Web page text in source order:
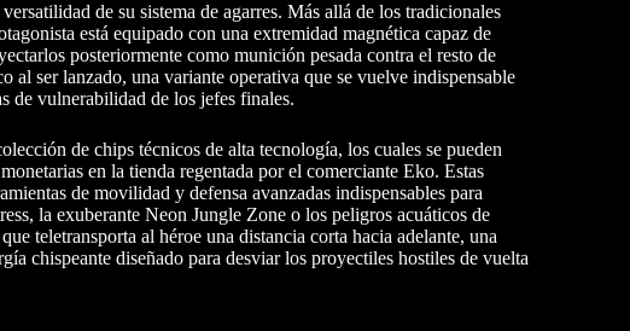
de su sistema de agarres. Más allá de los tradicionales
está equipado con una extremidad magnética capaz de
posteriormente como munición pesada contra el resto de
ser lanzado, una variante operativa que se vuelve indispensable
de vulnerabilidad de los jefes finales.
de chips técnicos de alta tecnología, los cuales se pueden
en la tienda regentada por el comerciante Eko. Estas
de movilidad y defensa avanzadas indispensables para
la exuberante Neon Jungle Zone o los peligros acuáticos de
teletransporta al héroe una distancia corta hacia adelante, una
chispeante diseñado para desviar los proyectiles hostiles de vuelta